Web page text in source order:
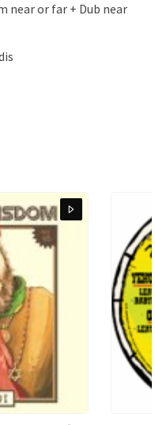
near or far + Dub near